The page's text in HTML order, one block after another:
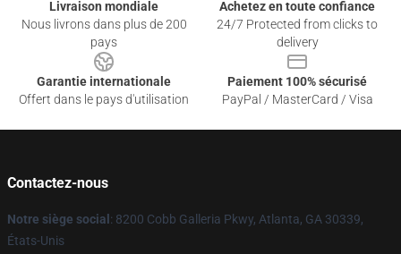
Livraison mondiale
Nous livrons dans plus de 200
pays
Achetez en toute confiance
24/7 Protected from clicks to
delivery
Garantie internationale
Offert dans le pays d'utilisation
Paiement 100% sécurisé
PayPal / MasterCard / Visa
Contactez-nous
Notre siège social : 8200 Cobb Galleria Pkwy, Atlanta, GA 30339,
États-Unis